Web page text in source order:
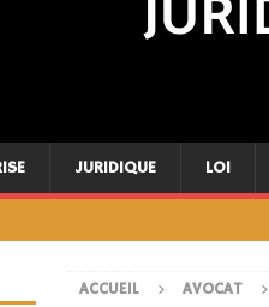
JURIDIQUE LOI
ACCUEIL AVOCAT